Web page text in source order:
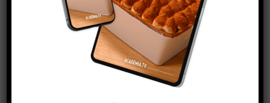
Sorbetto vs granita:
differenze e curiosità